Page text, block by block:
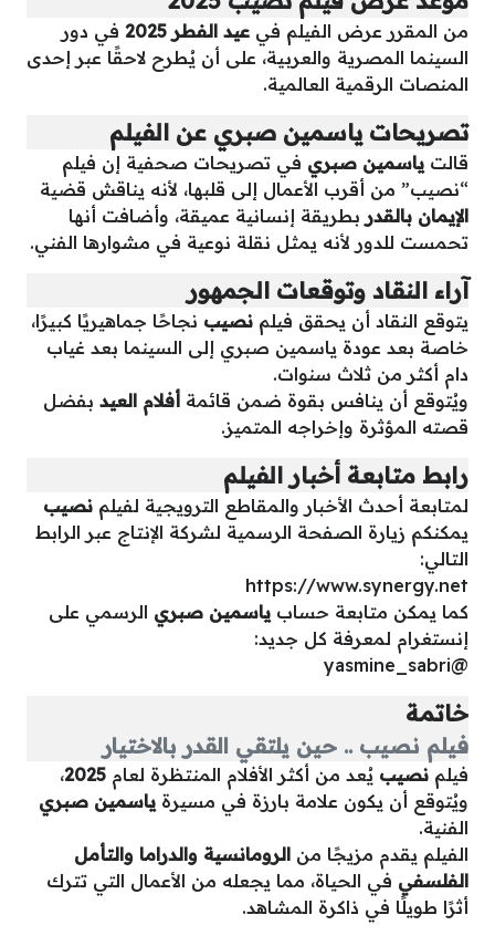
من المقرر عرض الفيلم في عيد الفطر 2025
في دور
السينما المصرية والعربية، على أن يُطرح لاحقًا عبر إحدى
المنصات الرقمية العالمية.
تصريحات ياسمين صبري عن الفيلم
قالت ياسمين صبري في تصريحات صحفية إن فيلم
“نصيب” من أقرب الأعمال إلى قلبها، لأنه يناقش قضية
الإيمان بالقدر بطريقة إنسانية عميقة، وأضافت أنها
تحمست للدور لأنه يمثل نقلة نوعية في مشوارها الفني.
آراء النقاد وتوقعات الجمهور
يتوقع النقاد أن يحقق فيلم نصيب نجاحًا جماهيريًا كبيرًا،
خاصة بعد عودة ياسمين صبري إلى السينما بعد غياب
دام أكثر من ثلاث سنوات.
ويُتوقع أن ينافس بقوة ضمن قائمة أفلام العيد بفضل
قصته المؤثرة وإخراجه المتميز.
رابط متابعة أخبار الفيلم
لمتابعة أحدث الأخبار والمقاطع الترويجية لفيلم نصيب
يمكنكم زيارة الصفحة الرسمية لشركة الإنتاج عبر الرابط
التالي:
https://www.synergy.net
كما يمكن متابعة حساب ياسمين صبري الرسمي على
إنستغرام لمعرفة كل جديد:
@yasmine_sabri
خاتمة
فيلم نصيب .. حين يلتقي القدر بالاختيار
فيلم نصيب يُعد من أكثر الأفلام المنتظرة لعام 2025،
ويُتوقع أن يكون علامة بارزة في مسيرة ياسمين صبري
الفنية.
الفيلم يقدم مزيجًا من الرومانسية والدراما والتأمل
الفلسفي في الحياة، مما يجعله من الأعمال التي تترك
أثرًا طويلًا في ذاكرة المشاهد.